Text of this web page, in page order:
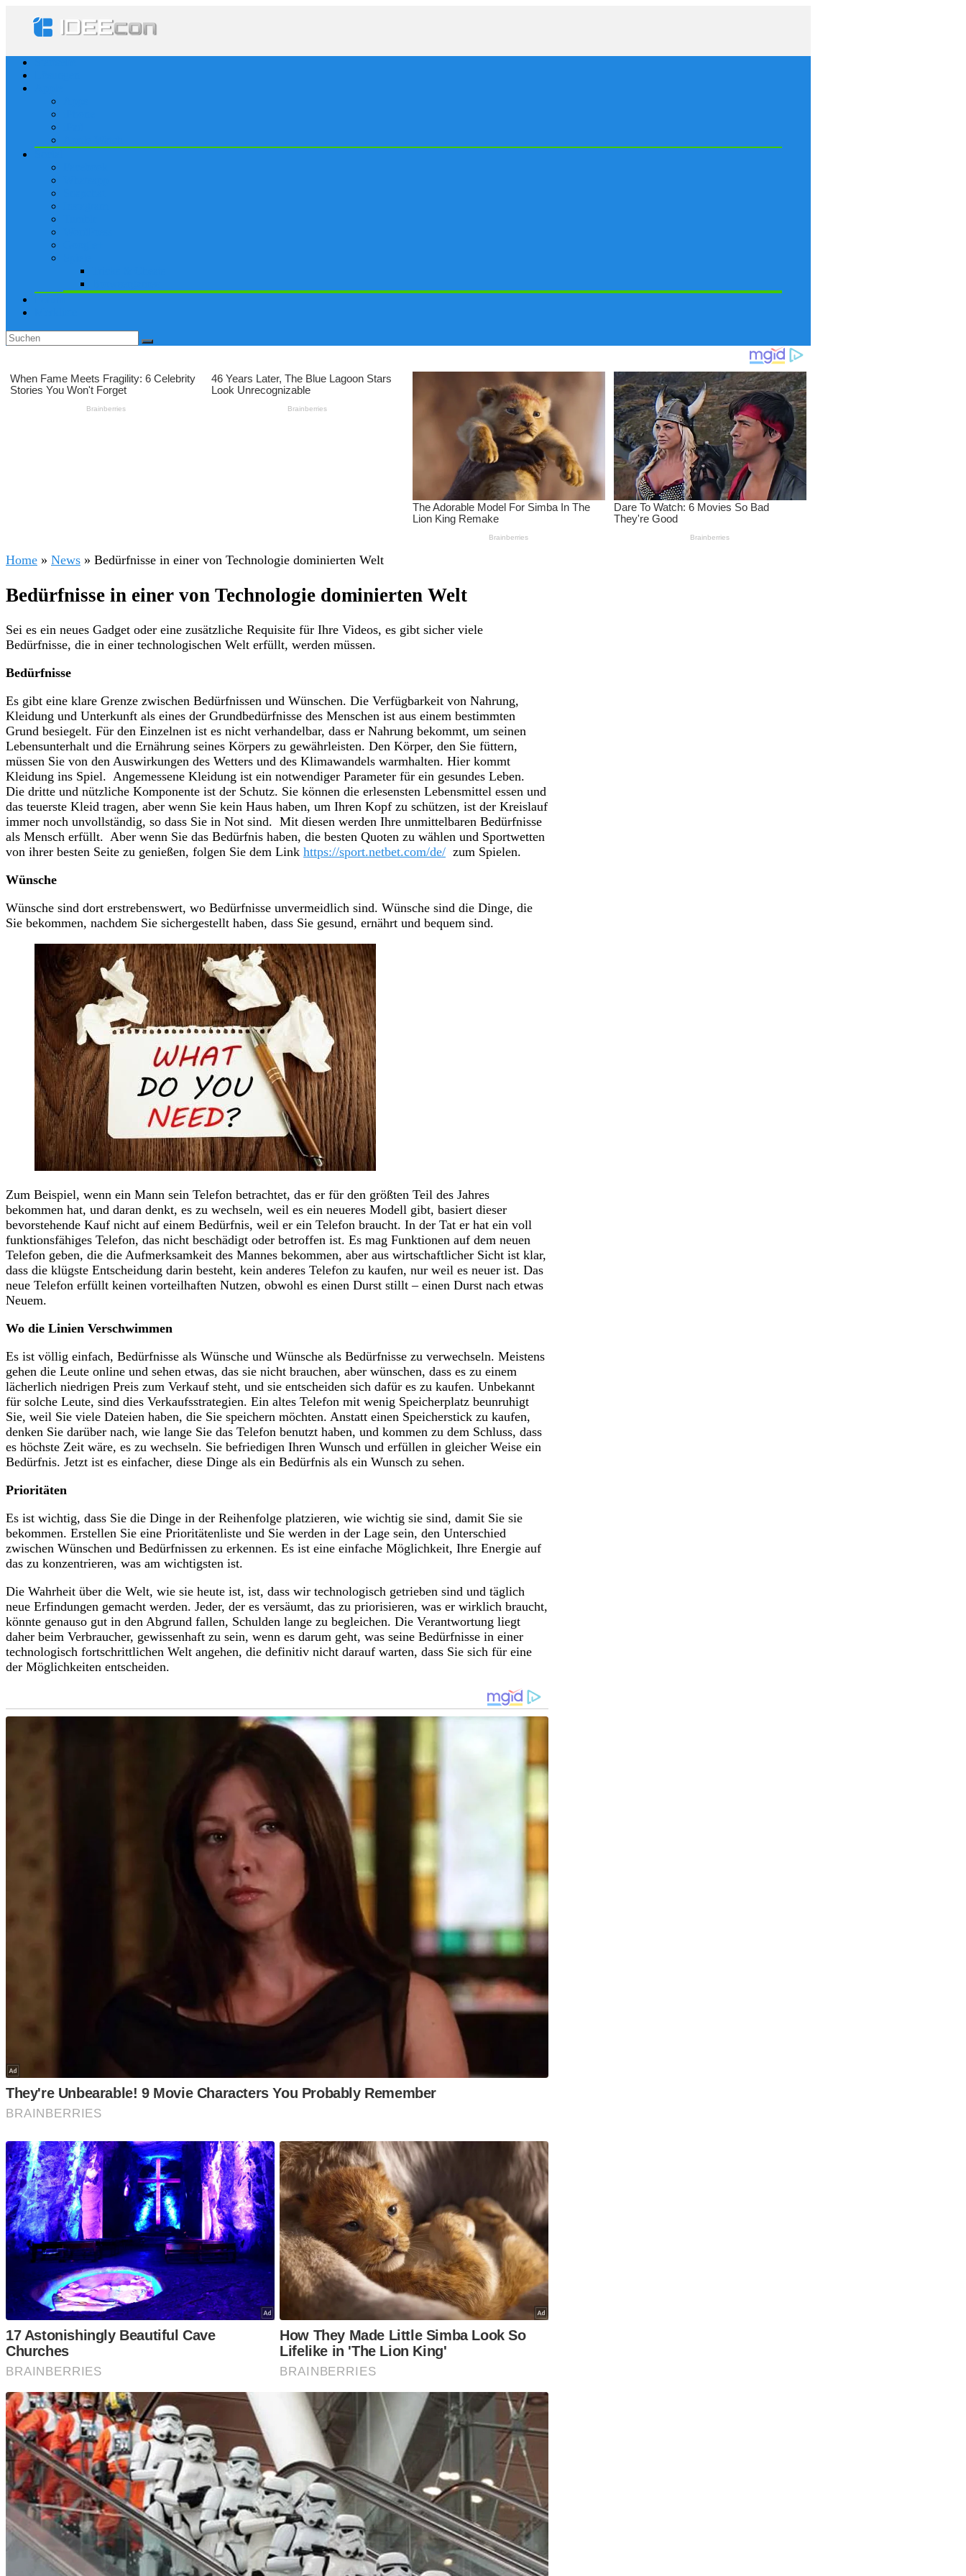
Home » News » Bedürfnisse in einer von Technologie dominierten Welt
Bedürfnisse in einer von Technologie dominierten Welt
Sei es ein neues Gadget oder eine zusätzliche Requisite für Ihre Videos, es gibt sicher viele
Bedürfnisse, die in einer technologischen Welt erfüllt, werden müssen.
Bedürfnisse
Es gibt eine klare Grenze zwischen Bedürfnissen und Wünschen. Die Verfügbarkeit von Nahrung,
Kleidung und Unterkunft als eines der Grundbedürfnisse des Menschen ist aus einem bestimmten
Grund besiegelt. Für den Einzelnen ist es nicht verhandelbar, dass er Nahrung bekommt, um seinen
Lebensunterhalt und die Ernährung seines Körpers zu gewährleisten. Den Körper, den Sie füttern,
müssen Sie von den Auswirkungen des Wetters und des Klimawandels warmhalten. Hier kommt
Kleidung ins Spiel. Angemessene Kleidung ist ein notwendiger Parameter für ein gesundes Leben.
Die dritte und nützliche Komponente ist der Schutz. Sie können die erlesensten Lebensmittel essen und
das teuerste Kleid tragen, aber wenn Sie kein Haus haben, um Ihren Kopf zu schützen, ist der Kreislauf
immer noch unvollständig, so dass Sie in Not sind. Mit diesen werden Ihre unmittelbaren Bedürfnisse
als Mensch erfüllt. Aber wenn Sie das Bedürfnis haben, die besten Quoten zu wählen und Sportwetten
von ihrer besten Seite zu genießen, folgen Sie dem Link https://sport.netbet.com/de/ zum Spielen.
Wünsche
Wünsche sind dort erstrebenswert, wo Bedürfnisse unvermeidlich sind. Wünsche sind die Dinge, die
Sie bekommen, nachdem Sie sichergestellt haben, dass Sie gesund, ernährt und bequem sind.
Zum Beispiel, wenn ein Mann sein Telefon betrachtet, das er für den größten Teil des Jahres
bekommen hat, und daran denkt, es zu wechseln, weil es ein neueres Modell gibt, basiert dieser
bevorstehende Kauf nicht auf einem Bedürfnis, weil er ein Telefon braucht. In der Tat er hat ein voll
funktionsfähiges Telefon, das nicht beschädigt oder betroffen ist. Es mag Funktionen auf dem neuen
Telefon geben, die die Aufmerksamkeit des Mannes bekommen, aber aus wirtschaftlicher Sicht ist klar,
dass die klügste Entscheidung darin besteht, kein anderes Telefon zu kaufen, nur weil es neuer ist. Das
neue Telefon erfüllt keinen vorteilhaften Nutzen, obwohl es einen Durst stillt – einen Durst nach etwas
Neuem.
Wo die Linien Verschwimmen
Es ist völlig einfach, Bedürfnisse als Wünsche und Wünsche als Bedürfnisse zu verwechseln. Meistens
gehen die Leute online und sehen etwas, das sie nicht brauchen, aber wünschen, dass es zu einem
lächerlich niedrigen Preis zum Verkauf steht, und sie entscheiden sich dafür es zu kaufen. Unbekannt
für solche Leute, sind dies Verkaufsstrategien. Ein altes Telefon mit wenig Speicherplatz beunruhigt
Sie, weil Sie viele Dateien haben, die Sie speichern möchten. Anstatt einen Speicherstick zu kaufen,
denken Sie darüber nach, wie lange Sie das Telefon benutzt haben, und kommen zu dem Schluss, dass
es höchste Zeit wäre, es zu wechseln. Sie befriedigen Ihren Wunsch und erfüllen in gleicher Weise ein
Bedürfnis. Jetzt ist es einfacher, diese Dinge als ein Bedürfnis als ein Wunsch zu sehen.
Prioritäten
Es ist wichtig, dass Sie die Dinge in der Reihenfolge platzieren, wie wichtig sie sind, damit Sie sie
bekommen. Erstellen Sie eine Prioritätenliste und Sie werden in der Lage sein, den Unterschied
zwischen Wünschen und Bedürfnissen zu erkennen. Es ist eine einfache Möglichkeit, Ihre Energie auf
das zu konzentrieren, was am wichtigsten ist.
Die Wahrheit über die Welt, wie sie heute ist, ist, dass wir technologisch getrieben sind und täglich
neue Erfindungen gemacht werden. Jeder, der es versäumt, das zu priorisieren, was er wirklich braucht,
könnte genauso gut in den Abgrund fallen, Schulden lange zu begleichen. Die Verantwortung liegt
daher beim Verbraucher, gewissenhaft zu sein, wenn es darum geht, was seine Bedürfnisse in einer
technologisch fortschrittlichen Welt angehen, die definitiv nicht darauf warten, dass Sie sich für eine
der Möglichkeiten entscheiden.